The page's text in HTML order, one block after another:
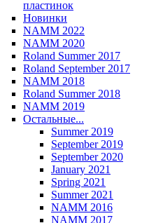
пластинок
Новинки
NAMM 2022
NAMM 2020
Roland Summer 2017
Roland September 2017
NAMM 2018
Roland Summer 2018
NAMM 2019
Остальные...
Summer 2019
September 2019
September 2020
January 2021
Spring 2021
Summer 2021
NAMM 2016
NAMM 2017